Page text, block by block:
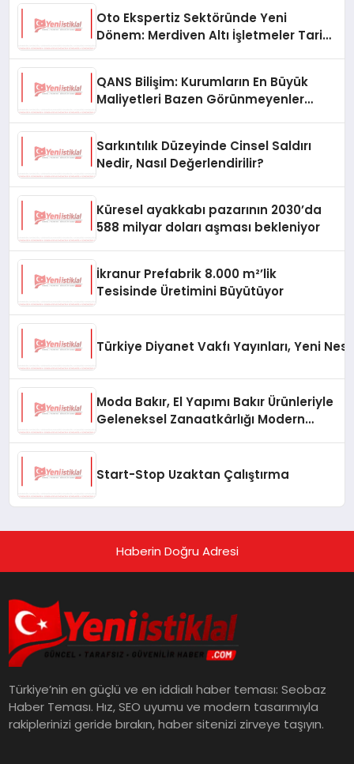
Oto Ekspertiz Sektöründe Yeni
Dönem: Merdiven Altı İşletmeler Tarih
QANS Bilişim: Kurumların En Büyük
Maliyetleri Bazen Görünmeyenler
Sarkıntılık Düzeyinde Cinsel Saldırı
Nedir, Nasıl Değerlendirilir?
Küresel ayakkabı pazarının 2030’da
588 milyar doları aşması bekleniyor
İkranur Prefabrik 8.000 m²’lik
Tesisinde Üretimini Büyütüyor
Türkiye Diyanet Vakfı Yayınları, Yeni
Moda Bakır, El Yapımı Bakır Ürünleriyle
Geleneksel Zanaatkârlığı Modern
Start-Stop Uzaktan Çalıştırma
Haberin Doğru Adresi
Türkiye’nin en güçlü ve en iddialı haber teması: Seobaz
Haber Teması. Hız, SEO uyumu ve modern tasarımıyla
rakiplerinizi geride bırakın, haber sitenizi zirveye taşıyın.